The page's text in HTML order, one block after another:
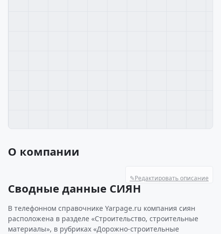
О компании
✎Редактировать описание
Сводные данные СИЯН
В телефонном справочнике Yarpage.ru компания сиян
расположена в разделе «Строительство, строительные
материалы», в рубриках «Дорожно-строительные